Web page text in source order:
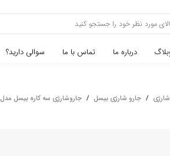
درباره ما تماس با ما سوالی دارید؟
/ جارو شارژی بیسل / جاروشارژی سه کاره بیسل مدل CrossWave x7 pro 2955Z